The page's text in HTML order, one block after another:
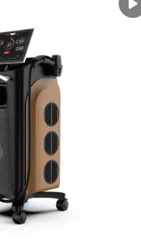
إصدار أشعة ليزر في
أقصر.وهذا